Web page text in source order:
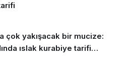
çok yakışacak bir mucize:
ıslak kurabiye tarifi…